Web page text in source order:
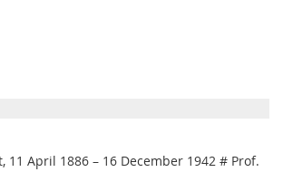
11 April 1886 – 16 December 1942 # Prof.